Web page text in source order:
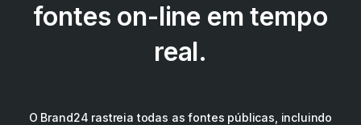
fontes on-line em tempo
real.
O Brand24 rastreia todas as fontes públicas, incluindo